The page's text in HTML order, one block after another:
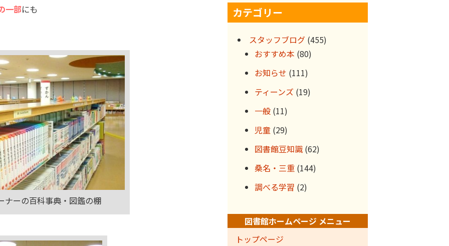
一部にも
ナーの百科事典・図鑑の棚
イ
ブ
カテゴリー
スタッフブログ (455)
おすすめ本 (80)
お知らせ (111)
ティーンズ (19)
一般 (11)
児童 (29)
図書館豆知識 (62)
桑名・三重 (144)
調べる学習 (2)
図書館ホームページ メニュー
トップページ